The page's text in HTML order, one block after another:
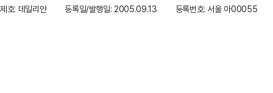
제호: 데일리안
등록일/발행일: 2005.09.13 등록번호: 서울 아00055